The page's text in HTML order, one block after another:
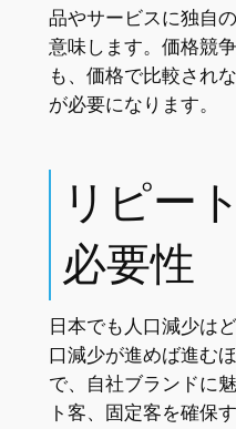
品やサービスに独自
意味します。価格競
も、価格で比較され
が必要になります。
リピー
必要性
日本でも人口減少は
口減少が進めば進む
で、自社ブランドに
ト客、固定客を確保